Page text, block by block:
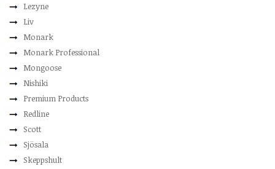
Lezyne
Liv
Monark
Monark Professional
Mongoose
Nishiki
Premium Products
Redline
Scott
Sjösala
Skeppshult